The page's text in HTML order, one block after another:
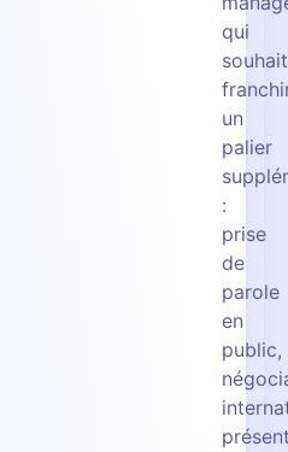
qui
un
palier
:
prise
de
parole
en
public,